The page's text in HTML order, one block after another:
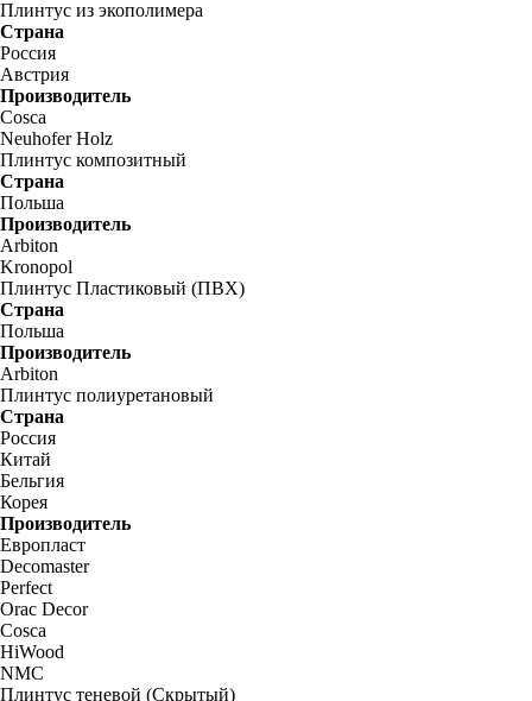
Плинтус из экополимера
Страна
Россия
Австрия
Производитель
Cosca
Neuhofer Holz
Плинтус композитный
Страна
Польша
Производитель
Arbiton
Kronopol
Плинтус Пластиковый (ПВХ)
Страна
Польша
Производитель
Arbiton
Плинтус полиуретановый
Страна
Россия
Китай
Бельгия
Корея
Производитель
Европласт
Decomaster
Perfect
Orac Decor
Cosca
HiWood
NMC
Плинтус теневой (Скрытый)